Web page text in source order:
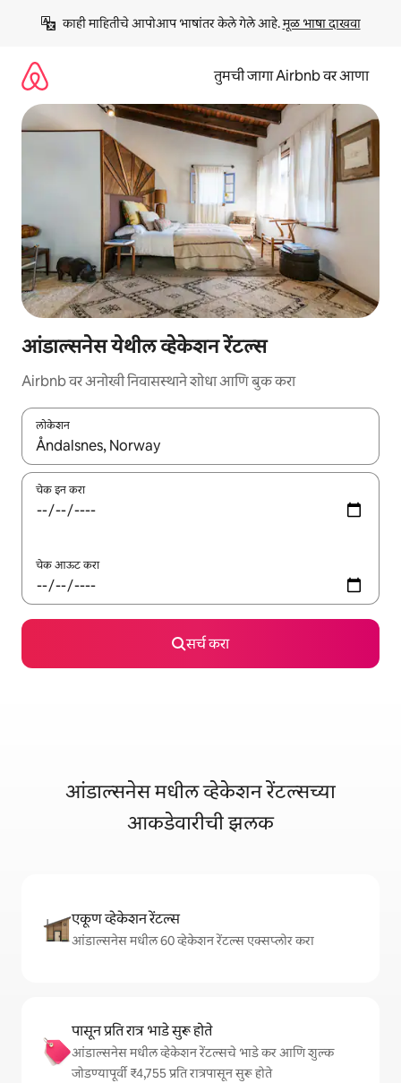
काही माहितीचे आपोआप भाषांतर केले गेले आहे. मूळ भाषा दाखवा
तुमची जागा Airbnb वर आणा
आंडाल्सनेस येथील व्हेकेशन रेंटल्स
Airbnb वर अनोखी निवासस्थाने शोधा आणि बुक करा
लोकेशन
जेव्हा परिणाम उपलब्ध असतील, तेव्हा वरच्या आणि खाली बाणांच्या किजसह
चेक इन करा
चेक आऊट करा
सर्च करा
आंडाल्सनेस मधील व्हेकेशन रेंटल्सच्या
आकडेवारीची झलक
एकूण व्हेकेशन रेंटल्स
आंडाल्सनेस मधील 60 व्हेकेशन रेंटल्स एक्सप्लोर करा
पासून प्रति रात्र भाडे सुरू होते
आंडाल्सनेस मधील व्हेकेशन रेंटल्सचे भाडे कर आणि शुल्क
जोडण्यापूर्वी ₹4,755 प्रति रात्रपासून सुरू होते